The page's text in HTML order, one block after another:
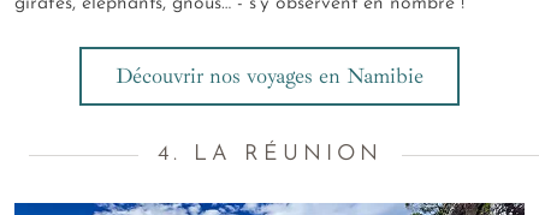
girafes, éléphants, gnous… - s’y observent en nombre !
Découvrir nos voyages en Namibie
4. LA RÉUNION